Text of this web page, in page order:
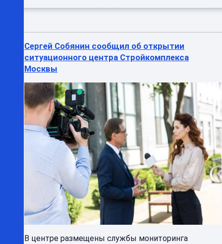
Сергей Собянин сообщил об открытии
ситуационного центра Стройкомплекса
Москвы
В центре размещены службы мониторинга